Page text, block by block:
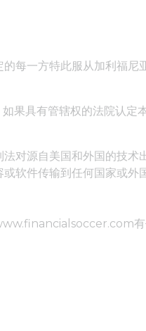
每一方特此服从加利福
果具有管辖权的法院认定
对源自美国和外国的技
软件传输到任何国家或